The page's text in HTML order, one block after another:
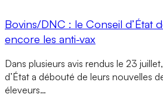
Bovins/DNC : le Conseil d’État
encore les anti-vax
Dans plusieurs avis rendus le 23
d’État a débouté de leurs nouvelles
éleveurs…